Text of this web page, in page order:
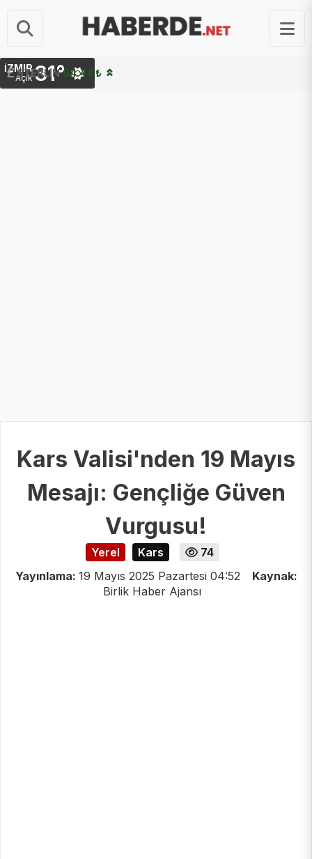
STERLIN 64.44 ₺
İZMIR
Açık31°
Kars Valisi'nden 19 Mayıs
Mesajı: Gençliğe Güven
Vurgusu!
Yerel Kars
74
Yayınlama: 19 Mayıs 2025 Pazartesi 04:52
Kaynak:
Birlik Haber Ajansı